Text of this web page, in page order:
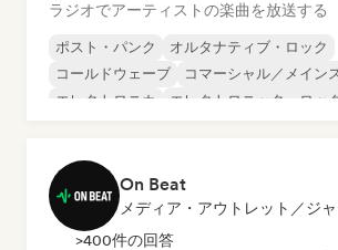
ラジオでアーティストの楽曲を放送する
ポスト・パンク
オルタナティブ・ロック
コールドウェーブ
コマーシャル／メイン
エレクトロニカ
エレクトロニック・ロッ
On Beat
メディア・アウトレット／ジ
>400件の回答